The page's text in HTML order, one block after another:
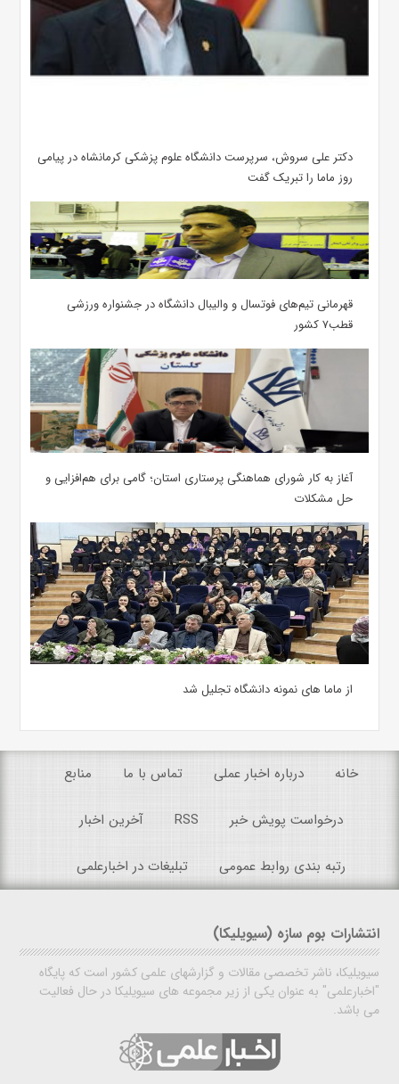
دکتر علی سروش، سرپرست دانشگاه علوم پزشکی کرمانشاه در پیامی
روز ماما را تبریک گفت
قهرمانی تیم‌های فوتسال و والیبال دانشگاه در جشنواره ورزشی
قطب۷ کشور
آغاز به کار شورای هماهنگی پرستاری استان؛ گامی برای هم‌افزایی و
حل مشکلات
از ماما های نمونه دانشگاه تجلیل شد
خانه درباره اخبار عملی تماس با ما منابع
درخواست پویش خبر RSS آخرین اخبار
رتبه بندی روابط عمومی تبلیغات در اخبارعلمی
انتشارات بوم سازه (سیویلیکا)
سیویلیکا، ناشر تخصصی مقالات و گزارشهای علمی کشور است که پایگاه
"اخبارعلمی" به عنوان یکی از زیر مجموعه های سیویلیکا در حال فعالیت
می باشد.